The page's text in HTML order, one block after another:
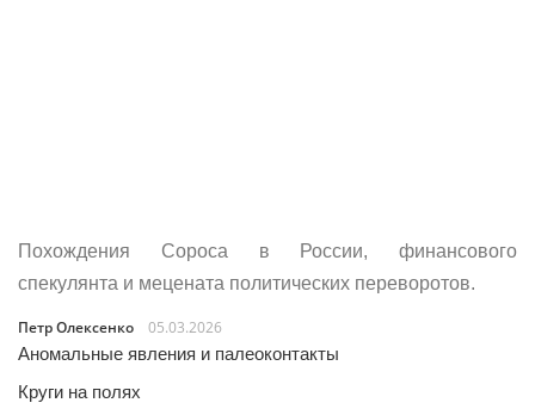
Похождения Сороса в России, финансового
спекулянта и мецената политических переворотов.
Петр Олексенко
05.03.2026
Аномальные явления и палеоконтакты
Круги на полях